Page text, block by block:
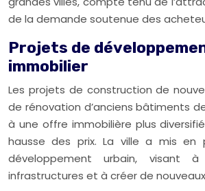
de la demande soutenue des
Projets de
immobilier
Les projets de construction de
de rénovation d’anciens bâtiments
à une offre immobilière plus
hausse des prix. La ville a mis en
développement urbain, visant à
infrastructures et à créer de